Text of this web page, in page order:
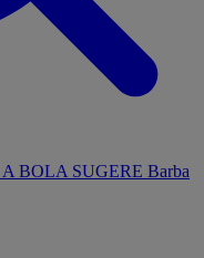
A BOLA SUGERE Barba